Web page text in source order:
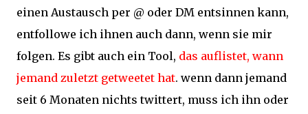
einen Austausch per @ oder DM entsinnen kann,
entfollowe ich ihnen auch dann, wenn sie mir
folgen. Es gibt auch ein Tool, das auflistet, wann
jemand zuletzt getweetet hat. wenn dann jemand
seit 6 Monaten nichts twittert, muss ich ihn oder